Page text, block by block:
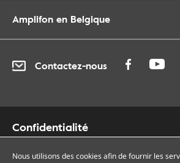
Amplifon en Belgique
Contactez-nous
Confidentialité
Cookies
Accessibilité
Nous utilisons des cookies afin de fournir les